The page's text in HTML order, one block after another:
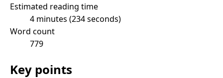
Estimated reading time
4 minutes (234 seconds)
Word count
779
Key points